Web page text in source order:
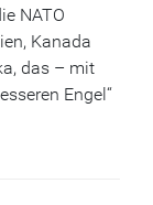
NATO
Kanada
das – mit
Engel“